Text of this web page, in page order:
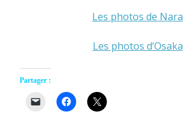
Les photos de Nara
Les photos d’Osaka
Partager :